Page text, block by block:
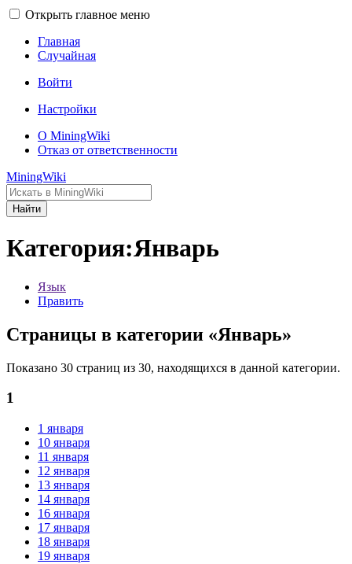
Открыть главное меню
Главная
Случайная
Войти
Настройки
О MiningWiki
Отказ от ответственности
MiningWiki
Найти
Категория:Январь
Язык
Править
Страницы в категории «Январь»
Показано 30 страниц из 30, находящихся в данной категории.
1
1 января
10 января
11 января
12 января
13 января
14 января
16 января
17 января
18 января
19 января